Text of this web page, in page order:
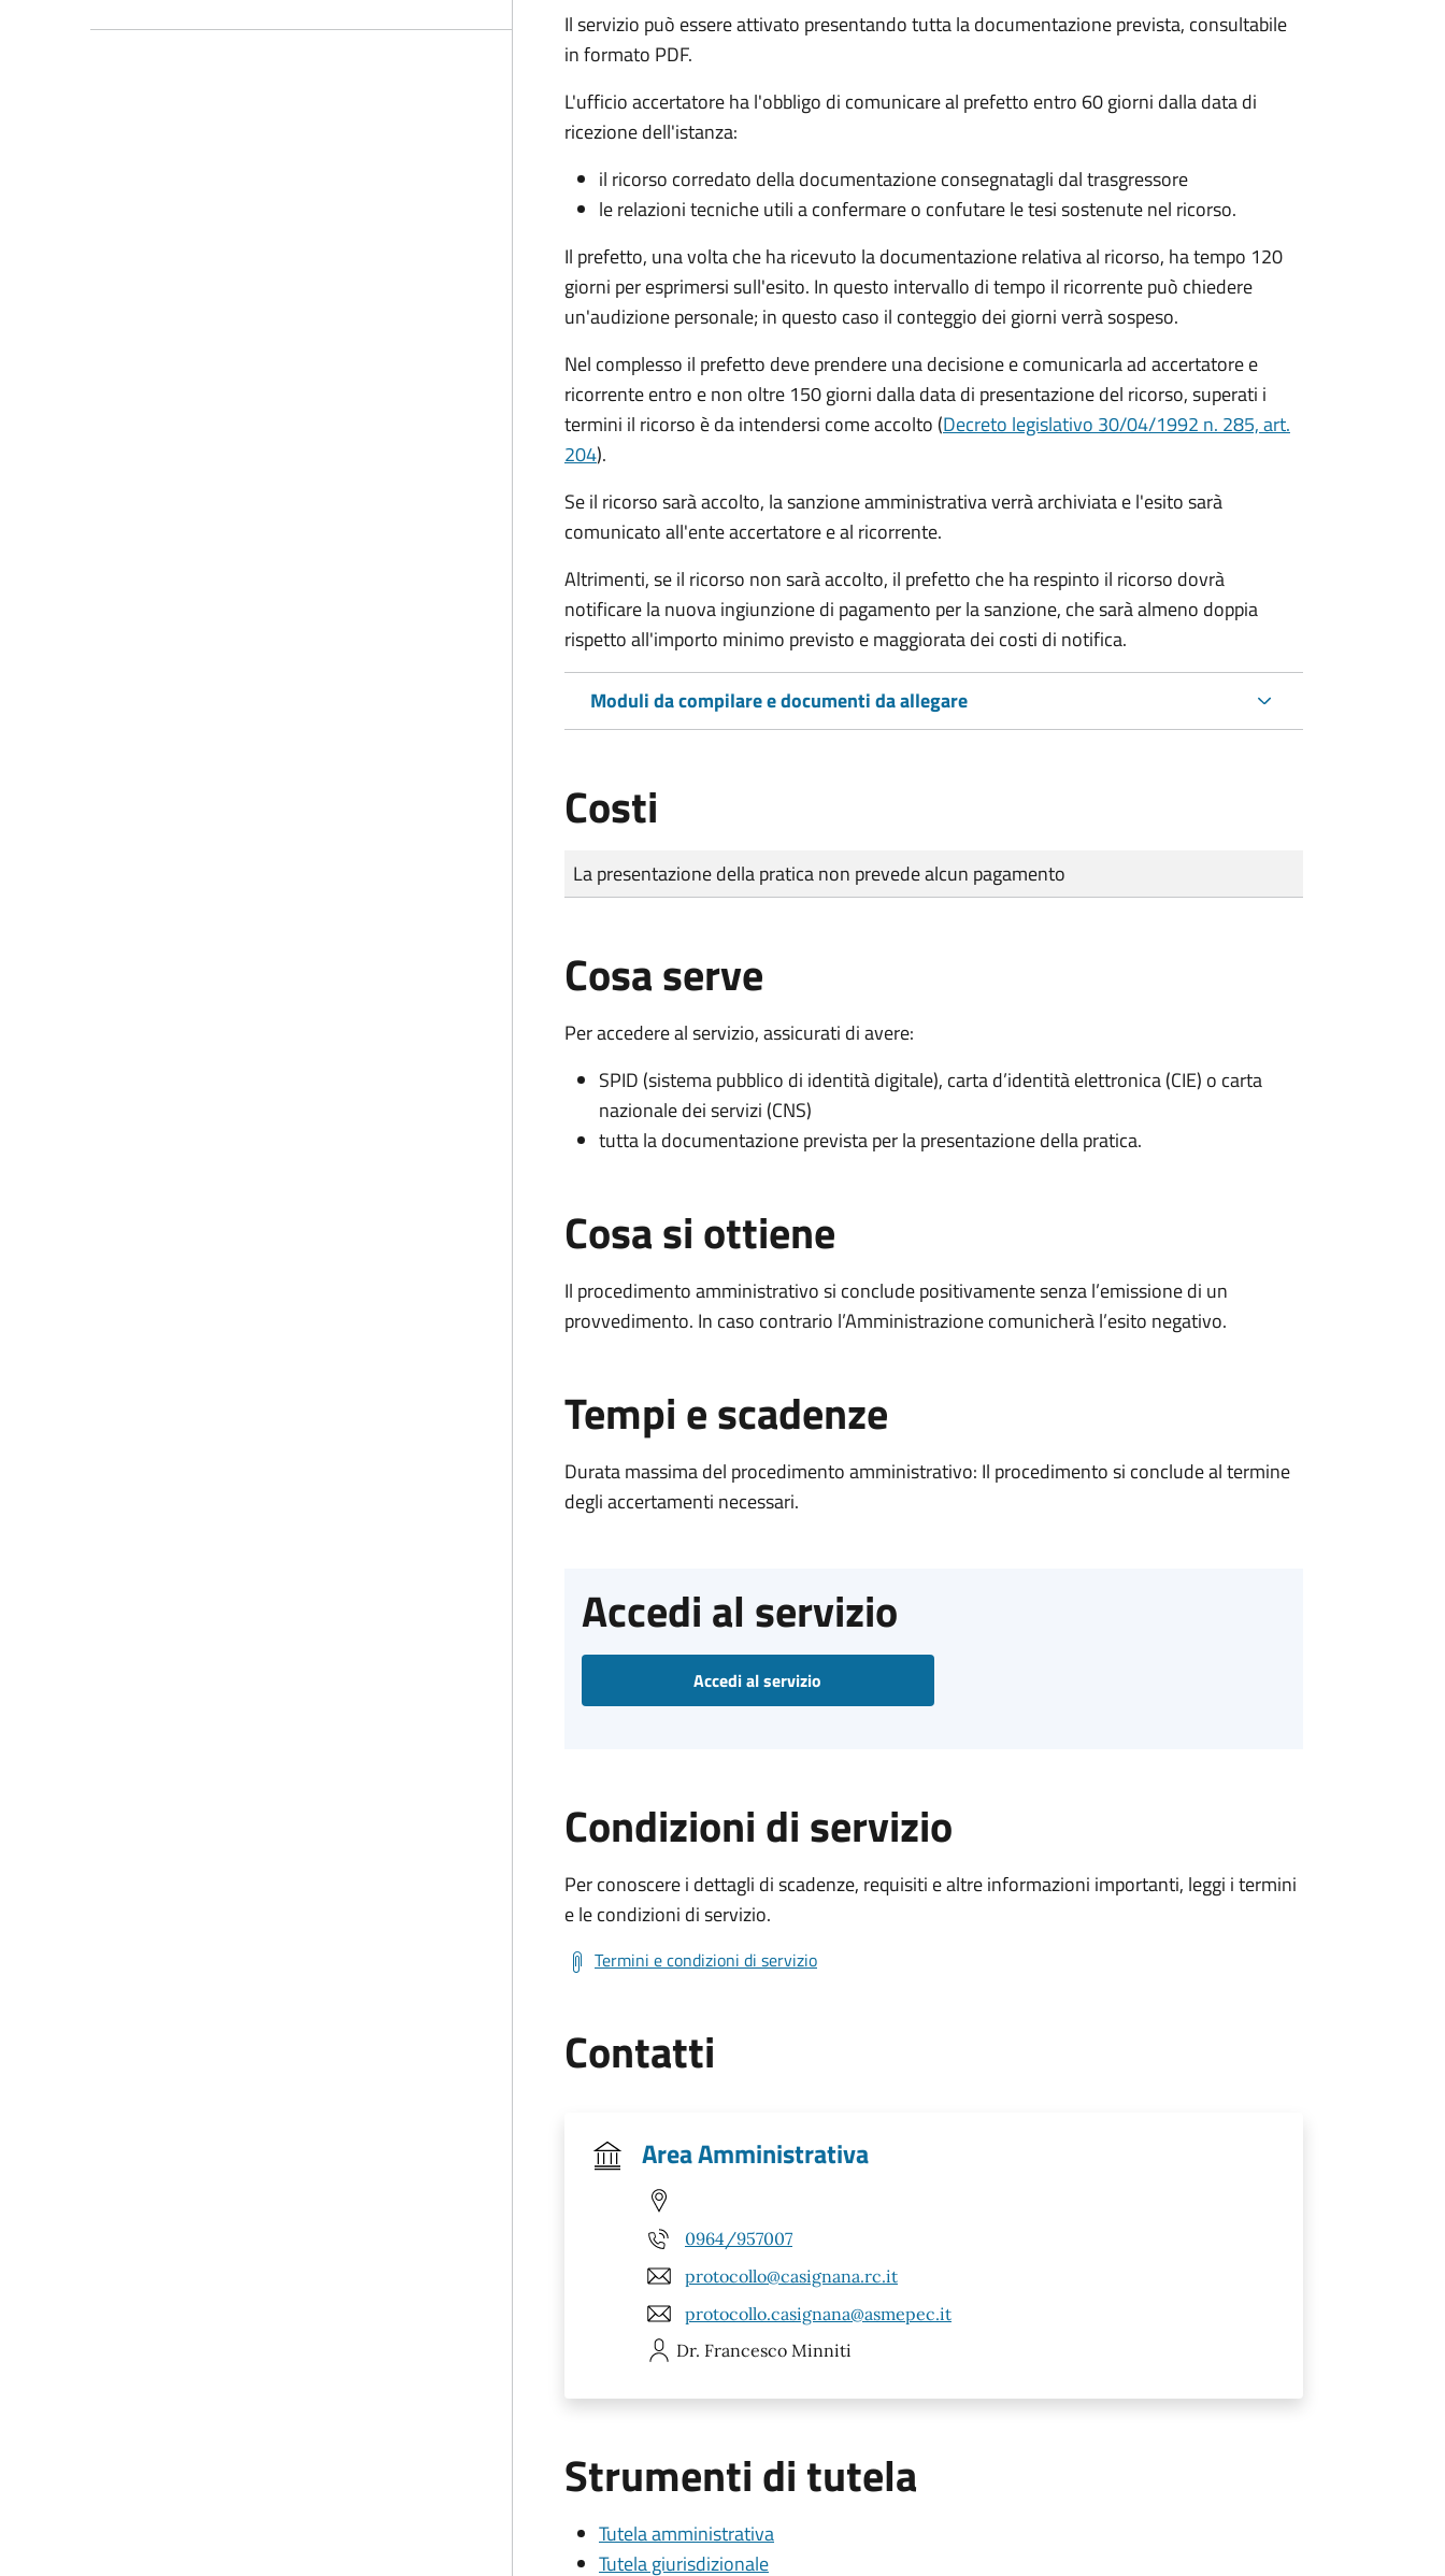
Il servizio può essere attivato presentando tutta la documentazione prevista, consultabile
in formato PDF.
L'ufficio accertatore ha l'obbligo di comunicare al prefetto entro 60 giorni dalla data di
ricezione dell'istanza:
il ricorso corredato della documentazione consegnatagli dal trasgressore
le relazioni tecniche utili a confermare o confutare le tesi sostenute nel ricorso.
Il prefetto, una volta che ha ricevuto la documentazione relativa al ricorso, ha tempo 120
giorni per esprimersi sull'esito. In questo intervallo di tempo il ricorrente può chiedere
un'audizione personale; in questo caso il conteggio dei giorni verrà sospeso.
Nel complesso il prefetto deve prendere una decisione e comunicarla ad accertatore e
ricorrente entro e non oltre 150 giorni dalla data di presentazione del ricorso, superati i
termini il ricorso è da intendersi come accolto (Decreto legislativo 30/04/1992 n. 285, art.
204).
Se il ricorso sarà accolto, la sanzione amministrativa verrà archiviata e l'esito sarà
comunicato all'ente accertatore e al ricorrente.
Altrimenti, se il ricorso non sarà accolto, il prefetto che ha respinto il ricorso dovrà
notificare la nuova ingiunzione di pagamento per la sanzione, che sarà almeno doppia
rispetto all'importo minimo previsto e maggiorata dei costi di notifica.
Moduli da compilare e documenti da allegare
Costi
Tipo di pagamento
Importo
La presentazione della pratica non prevede alcun pagamento
Cosa serve
Per accedere al servizio, assicurati di avere:
SPID (sistema pubblico di identità digitale), carta d’identità elettronica (CIE) o carta
nazionale dei servizi (CNS)
tutta la documentazione prevista per la presentazione della pratica.
Cosa si ottiene
Il procedimento amministrativo si conclude positivamente senza l’emissione di un
provvedimento. In caso contrario l’Amministrazione comunicherà l’esito negativo.
Tempi e scadenze
Durata massima del procedimento amministrativo: Il procedimento si conclude al termine
degli accertamenti necessari.
Accedi al servizio
Accedi al servizio
Condizioni di servizio
Per conoscere i dettagli di scadenze, requisiti e altre informazioni importanti, leggi i termini
e le condizioni di servizio.
Termini e condizioni di servizio
Contatti
Area Amministrativa
0964/957007
protocollo@casignana.rc.it
protocollo.casignana@asmepec.it
Dr. Francesco Minniti
Strumenti di tutela
Tutela amministrativa
Tutela giurisdizionale